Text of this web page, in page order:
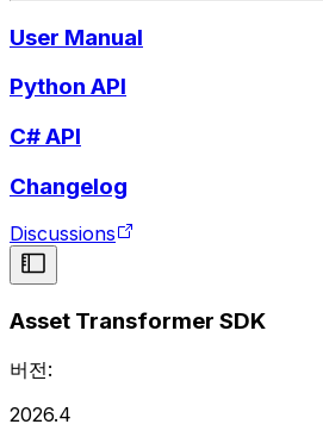
User Manual
Python API
C# API
Changelog
Discussions
Asset Transformer SDK
버전:
2026.4